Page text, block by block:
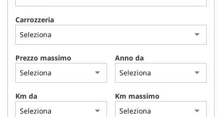
Carrozzeria
Prezzo massimo Anno da
Km da Km massimo
adottiamo
per
offrire
funzionalità
svolgere
le
attività